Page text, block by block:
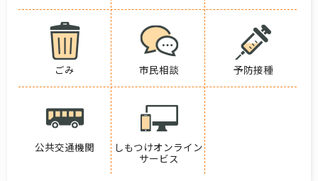
ごみ 市民相談 予防接種
公共交通機関
しもつけオンライン
サービス